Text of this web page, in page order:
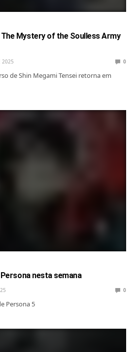
The Mystery of the Soulless Army
2025 0
de Shin Megami Tensei retorna em
nesta semana
0
Persona 5